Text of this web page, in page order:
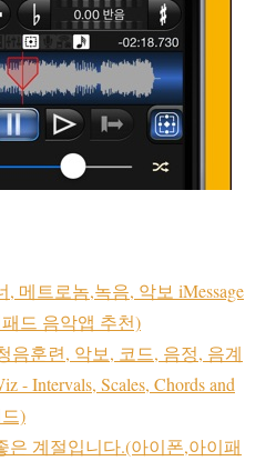
, 메트로놈,녹음, 악보 iMessage
드 음악앱 추천)
음훈련, 악보, 코드, 음정, 음계
- Intervals, Scales, Chords and
)
은 계절입니다.(아이폰,아이패